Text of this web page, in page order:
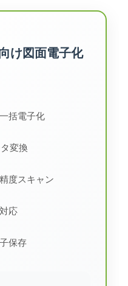
け図面電子化
括電子化
変換
度スキャン
応
保存